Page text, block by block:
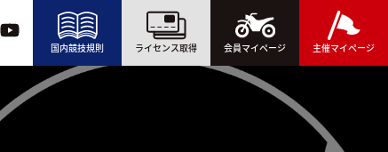
国内競技規則 ライセンス取得 会員マイページ 主催マイページ